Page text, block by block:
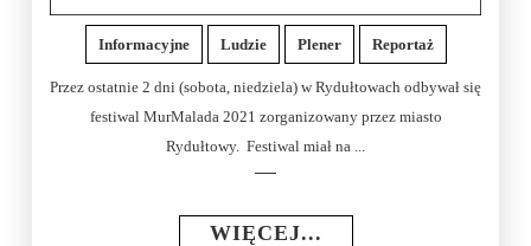
Informacyjne Ludzie Plener Reportaż
Przez ostatnie 2 dni (sobota, niedziela) w Rydułtowach odbywał się
festiwal MurMalada 2021 zorganizowany przez miasto
Rydułtowy. Festiwal miał na ...
WIĘCEJ...